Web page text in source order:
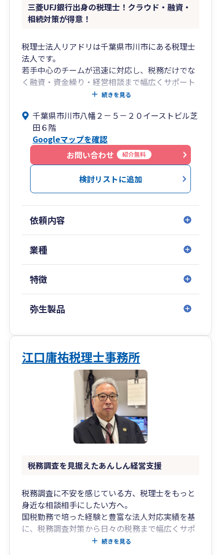
三菱UFJ銀行出身の税理士！クラウド・融資・
相続対策が得意！
税理士法人リアドリは千葉県市川市にある税理士
法人です。
若手中心のチームが迅速に対応し、税務だけでな
く融資・資金繰り・経営相談まで幅広くサポート
代表税理士は三菱UFJ銀行出身。
大手企業から中小企業まで数多くの企業を担当
し、融資・事業計画・事業承継・M&Aなどを支援
してきました。
その経験を活かし、経営に役立つ税務・財務アド
バイスを提供しています。
地域金融機関とのネットワークを活かして、
融資のご相談から実行までサポートしています。
導入から運用、申告まで一貫して対応可能です。
現在の税理士に相談しづらい、レスポンスが遅
い、経営の相談ができないとお悩みの方もお気軽
期的な成長をサポートいたします。
続きを見る
千葉県市川市八幡２－５－２０イーストビル芝
田６階
Googleマップを確認
お問い合わせ
紹介無料
検討リストに追加
依頼内容
業種
特徴
弥生製品
江口庸祐税理士事務所
税務調査を見据えたあんしん経営支援
税務調査に不安を感じている方、税理士をもっと
身近な相談相手にしたい方へ。
国税勤務で培った経験と豊富な法人対応実績を基
に、税務調査対策から日々の税務まで幅広くサポ
続きを見る